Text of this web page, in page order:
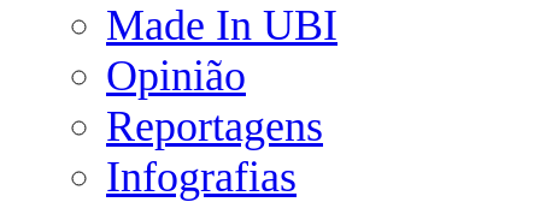
Made In UBI
Opinião
Reportagens
Infografias